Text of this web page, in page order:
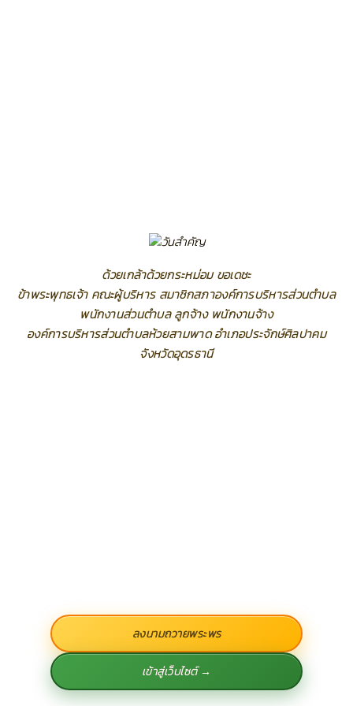
ด้วยเกล้าด้วยกระหม่อม ขอเดชะ
ข้าพระพุทธเจ้า คณะผู้บริหาร สมาชิกสภาองค์การบริหารส่วนตำบล
พนักงานส่วนตำบล ลูกจ้าง พนักงานจ้าง
องค์การบริหารส่วนตำบลห้วยสามพาด อำเภอประจักษ์ศิลปาคม
จังหวัดอุดรธานี
ลงนามถวายพระพร
เข้าสู่เว็บไซต์ →